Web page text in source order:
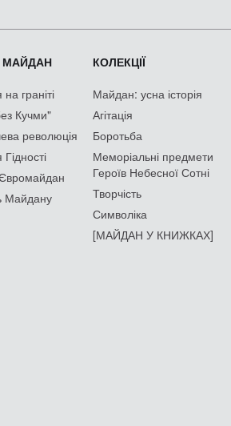
МАЙДАН
граніті
Кучми"
революція
Майдану
КОЛЕКЦІЇ
Майдан: усна історія
Агітація
Боротьба
Меморіальні предмети
Героїв Небесної Сотні
Творчість
Символіка
[МАЙДАН У КНИЖКАХ]